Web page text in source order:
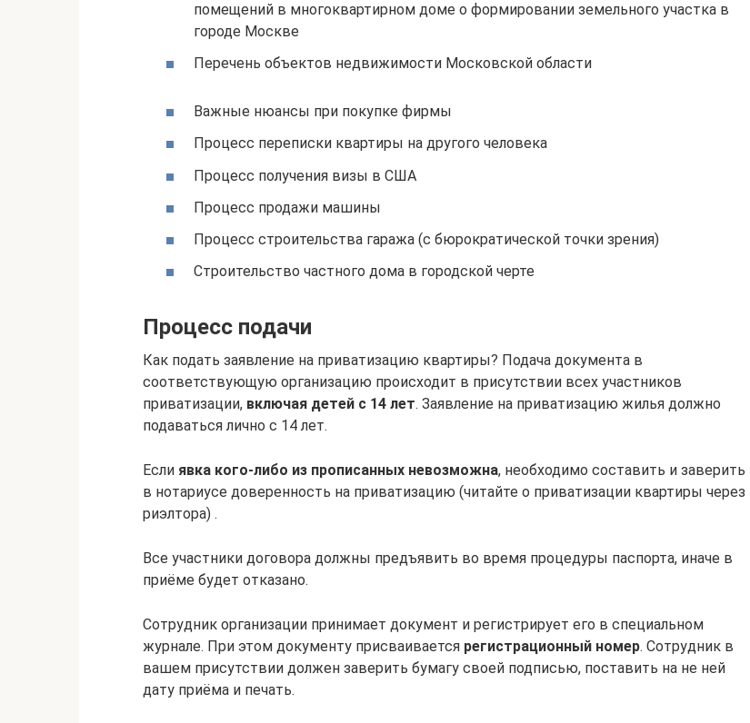
помещений в многоквартирном доме о формировании земельного участка в
городе Москве
Перечень объектов недвижимости Московской области
Важные нюансы при покупке фирмы
Процесс переписки квартиры на другого человека
Процесс получения визы в США
Процесс продажи машины
Процесс строительства гаража (с бюрократической точки зрения)
Строительство частного дома в городской черте
Процесс подачи
Как подать заявление на приватизацию квартиры? Подача документа в
соответствующую организацию происходит в присутствии всех участников
приватизации, включая детей с 14 лет. Заявление на приватизацию жилья должно
подаваться лично с 14 лет.
Если явка кого-либо из прописанных невозможна, необходимо составить и заверить
в нотариусе доверенность на приватизацию (читайте о приватизации квартиры через
риэлтора) .
Все участники договора должны предъявить во время процедуры паспорта, иначе в
приёме будет отказано.
Сотрудник организации принимает документ и регистрирует его в специальном
журнале. При этом документу присваивается регистрационный номер. Сотрудник в
вашем присутствии должен заверить бумагу своей подписью, поставить на не ней
дату приёма и печать.